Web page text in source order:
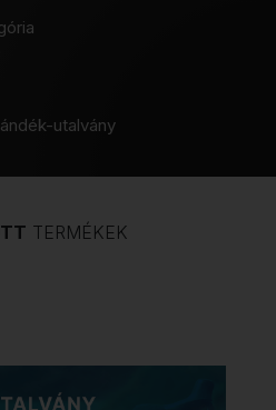
utalvány
TERMÉKEK